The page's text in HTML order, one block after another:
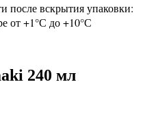
после вскрытия упаковки:
от +1°С до +10°С
240 мл